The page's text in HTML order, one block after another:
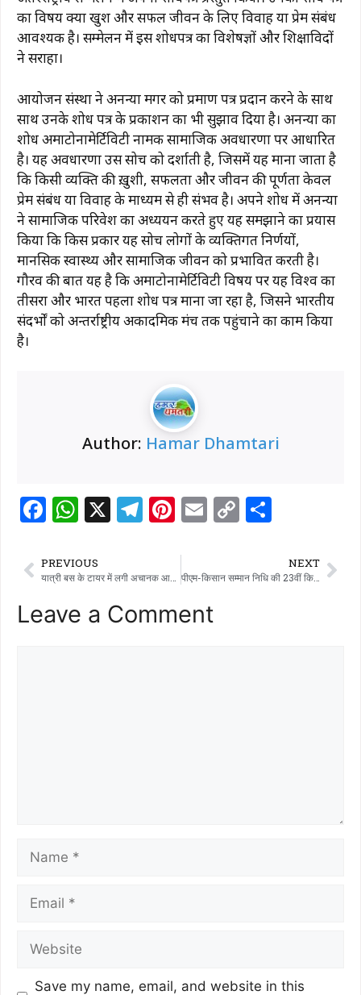
o
o
p
p
m n
k
का विषय क्या खुश और सफल जीवन के लिए विवाह या प्रेम संबंध
आवश्यक है। सम्मेलन में इस शोधपत्र का विशेषज्ञों और शिक्षाविदों
ने सराहा।
आयोजन संस्था ने अनन्या मगर को प्रमाण पत्र प्रदान करने के साथ
साथ उनके शोध पत्र के प्रकाशन का भी सुझाव दिया है। अनन्या का
शोध अमाटोनामेर्टिविटी नामक सामाजिक अवधारणा पर आधारित
है। यह अवधारणा उस सोच को दर्शाती है, जिसमें यह माना जाता है
कि किसी व्यक्ति की ख़ुशी, सफलता और जीवन की पूर्णता केवल
प्रेम संबंध या विवाह के माध्यम से ही संभव है। अपने शोध में अनन्या
ने सामाजिक परिवेश का अध्ययन करते हुए यह समझाने का प्रयास
किया कि किस प्रकार यह सोच लोगों के व्यक्तिगत निर्णयों,
मानसिक स्वास्थ्य और सामाजिक जीवन को प्रभावित करती है।
गौरव की बात यह है कि अमाटोनामेर्टिविटी विषय पर यह विश्व का
तीसरा और भारत पहला शोध पत्र माना जा रहा है, जिसने भारतीय
संदर्भों को अन्तर्राष्ट्रीय अकादमिक मंच तक पहुंचाने का काम किया
है।
Author: Hamar Dhamtari
F
c
e
b
W
at
s
A
X T
g
ra
Pi
te
re
st
E
l
C
y
ar
e
PREVIOUS
यात्री बस के टायर में लगी अचानक आग, मची अफरा तफरी
NEXT
पीएम-किसान सम्मान निधि की 23वीं किस्त से धमतरी जिले के 95 हजार से अधिक किसानों को मिला आर्थिक संबल
Leave a Comment
Save my name, email, and website in this